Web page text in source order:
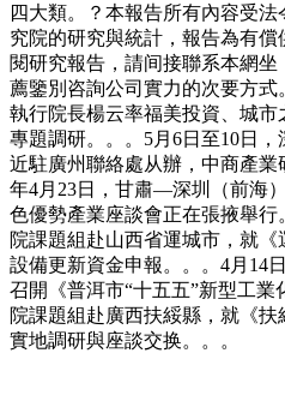
四大類。？本報告所有內容受
究院的研究與統計，報告為有
閱研究報告，請间接聯系本網
薦鑒別咨詢公司實力的次要方
執行院長楊云率福美投資、城
專題調研。。。5月6日至10日
近駐廣州聯絡處从辦，中商產
年4月23日，甘肅—深圳（前海
色優勢產業座談會正在張掖舉
院課題組赴山西省運城市，就
設備更新資金申報。。。4月14
召開《普洱市“十五五”新型工
院課題組赴廣西扶綏縣，就《
實地調研與座談交换。。。